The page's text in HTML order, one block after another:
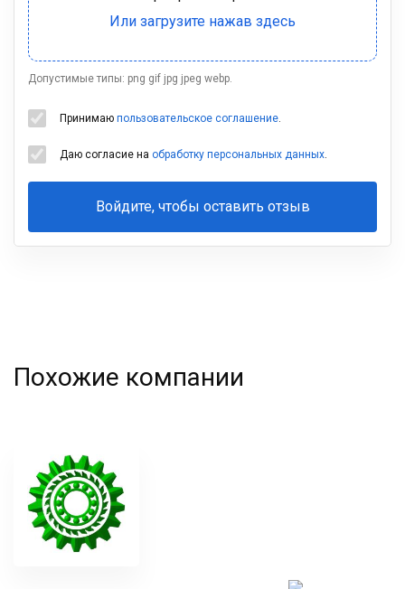
Допустимые типы: png gif jpg jpeg webp.
Принимаю пользовательское соглашение.
Даю согласие на обработку персональных данных.
Войдите, чтобы оставить отзыв
Ваша
Похожие компании